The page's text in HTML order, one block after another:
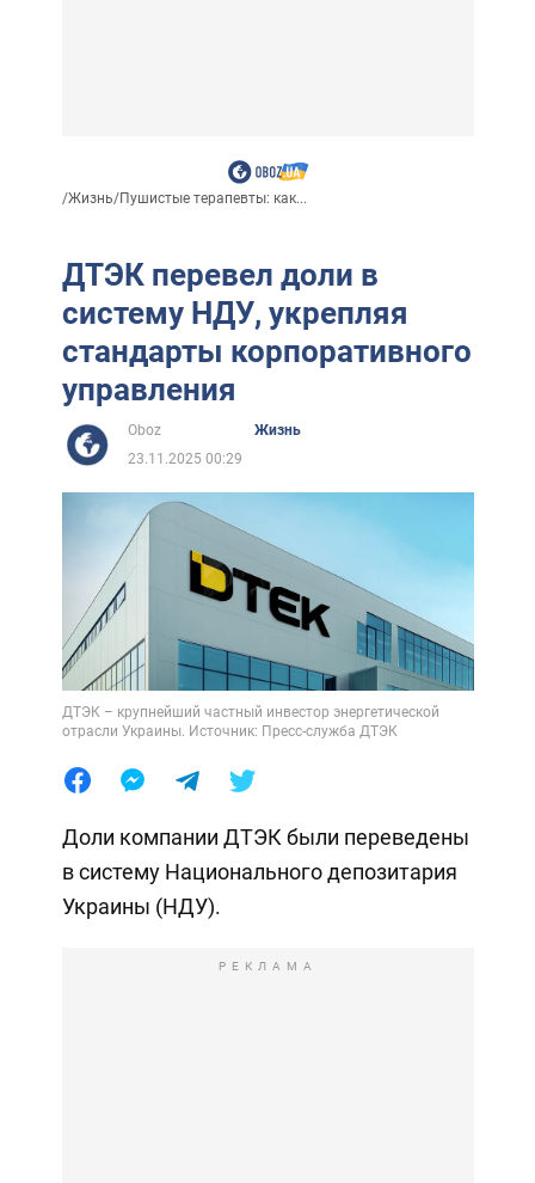
/Жизнь/Пушистые терапевты: как...
ДТЭК перевел доли в
систему НДУ, укрепляя
стандарты корпоративного
управления
Oboz
Жизнь
23.11.2025 00:29
ДТЭК – крупнейший частный инвестор энергетической
отрасли Украины. Источник: Пресс-служба ДТЭК
Доли компании ДТЭК были переведены
в систему Национального депозитария
Украины (НДУ).
РЕКЛАМА